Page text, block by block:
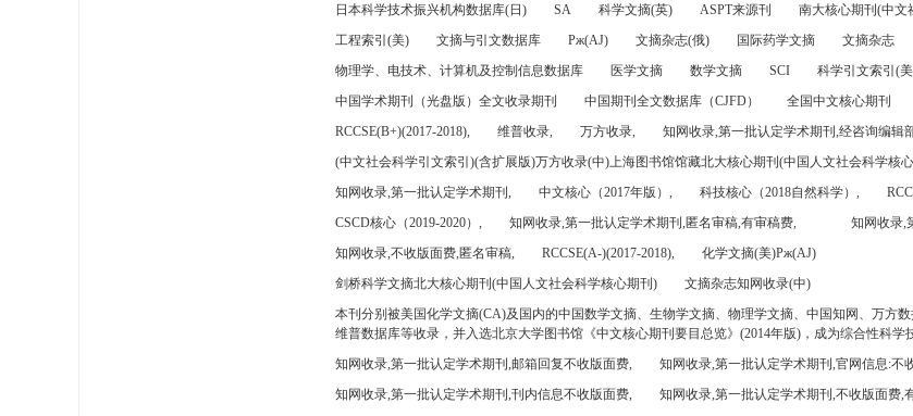
日本科学技术振兴机构数据库(日)
SA 科学文摘(英) ASPT来源刊 南大核心期刊(中文
工程索引(美)
文摘与引文数据库 Pж(AJ) 文摘杂志(俄) 国际药学文摘
文摘杂志
物理学、电技术、计算机及控制信息数据库
医学文摘 数学文摘 SCI 科学引文索引(
中国学术期刊（光盘版）全文收录期刊
中国期刊全文数据库（CJFD） 全国中文核心期刊
RCCSE(B+)(2017-2018),
维普收录, 万方收录, 知网收录,第一批认定学术期刊,经咨询编辑
(中文社会科学引文索引)(含扩展版)万方收录(中)上海图书馆馆藏北大核心期刊(中国人文社会科学核
知网收录,第一批认定学术期刊,
中文核心（2017年版）, 科技核心（2018自然科学）,
CSCD核心（2019-2020）,
知网收录,第一批认定学术期刊,匿名审稿,有审稿费,
知网收录,
知网收录,不收版面费,匿名审稿,
RCCSE(A-)(2017-2018),
化学文摘(美)Pж(AJ)
剑桥科学文摘北大核心期刊(中国人文社会科学核心期刊)
文摘杂志知网收录(中)
本刊分别被美国化学文摘(CA)及国内的中国数学文摘、生物学文摘、物理学文摘、中国知网、万方数
维普数据库等收录，并入选北京大学图书馆《中文核心期刊要目总览》(2014年版)，成为综合性科学
知网收录,第一批认定学术期刊,邮箱回复不收版面费,
知网收录,第一批认定学术期刊,官网信息:不
知网收录,第一批认定学术期刊,刊内信息不收版面费,
知网收录,第一批认定学术期刊,不收版面费,